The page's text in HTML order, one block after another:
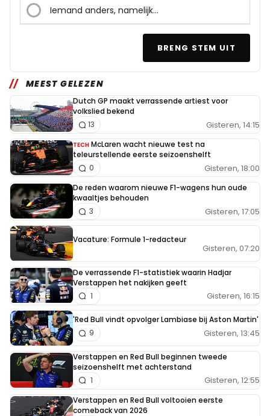
Iemand anders, namelijk...
BRENG STEM UIT
MEEST GELEZEN
Dutch GP maakt verrassende artiest voor
volkslied bekend
Gisteren, 14:15
13
TECH McLaren wacht nieuwe test na
teleurstellende eerste seizoenshelft
Gisteren, 18:00
0
De reden waarom nieuwe F1-wagens hun oude
kwaaltjes behouden
Gisteren, 17:05
3
Vacature: Formule 1-redacteur
Gisteren, 07:20
De verrassende F1-statistiek waarin Hadjar
Verstappen het nakijken geeft
Gisteren, 16:15
1
'Red Bull vindt opvolger Lambiase bij Aston Martin'
Gisteren, 13:45
9
Verstappen en Red Bull beginnen tweede
seizoenshelft met achterstand
Gisteren, 12:55
1
Verstappen en Red Bull voltooien eerste
comeback van 2026